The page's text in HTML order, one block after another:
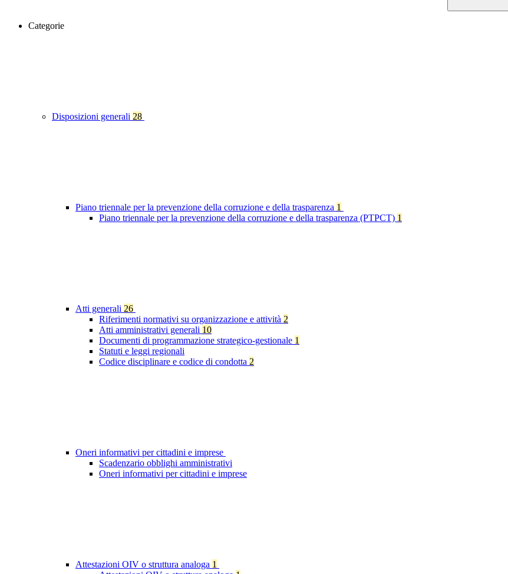
Categorie
Disposizioni generali 28
Piano triennale per la prevenzione della corruzione e della trasparenza 1
Piano triennale per la prevenzione della corruzione e della trasparenza (PTPCT) 1
Atti generali 26
Riferimenti normativi su organizzazione e attività 2
Atti amministrativi generali 10
Documenti di programmazione strategico-gestionale 1
Statuti e leggi regionali
Codice disciplinare e codice di condotta 2
Oneri informativi per cittadini e imprese
Scadenzario obblighi amministrativi
Oneri informativi per cittadini e imprese
Attestazioni OIV o struttura analoga 1